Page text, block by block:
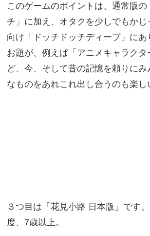
このゲームのポイントは、通常版の
チ」に加え、オタクを少しでもかじ
向け「ドッチドッチディープ」にあ
お題が、例えば「アニメキャラクタ
ど、今、そして昔の記憶を頼りにみ
なものをあれこれ出し合うのも楽し
３つ目は「花見小路 日本版」です
度、7歳以上。